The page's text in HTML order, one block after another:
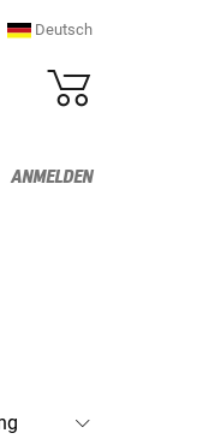
Deutsch
ANMELDEN